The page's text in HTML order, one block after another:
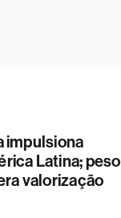
impulsiona
Latina; peso
valorização